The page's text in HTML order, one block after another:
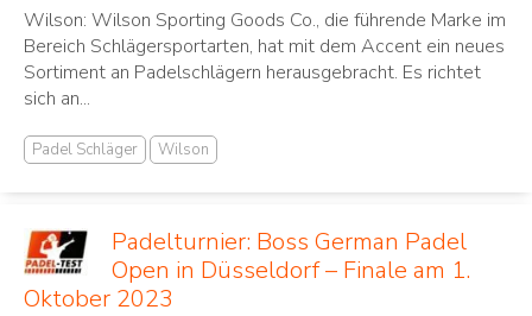
Wilson: Wilson Sporting Goods Co., die führende Marke im
Bereich Schlägersportarten, hat mit dem Accent ein neues
Sortiment an Padelschlägern herausgebracht. Es richtet
sich an...
Padel Schläger Wilson
Padelturnier: Boss German Padel
Open in Düsseldorf – Finale am 1.
Oktober 2023